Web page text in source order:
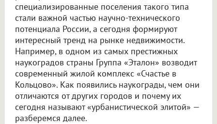
специализированные поселения такого типа
стали важной частью научно-технического
потенциала России, а сегодня формируют
интересный тренд на рынке недвижимости.
Например, в одном из самых престижных
наукоградов страны Группа «Эталон» возводит
современный жилой комплекс «Счастье в
Кольцово». Как появились наукограды, чем они
отличаются от других городов и почему их
сегодня называют «урбанистической элитой» —
разберемся далее.